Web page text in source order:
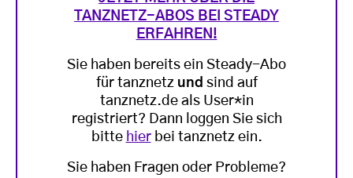
TANZNETZ-ABOS BEI STEADY
ERFAHREN!
Sie haben bereits ein Steady-Abo
für tanznetz und sind auf
tanznetz.de als User*in
registriert? Dann loggen Sie sich
bitte hierbei tanznetz ein.
Sie haben Fragen oder Probleme?